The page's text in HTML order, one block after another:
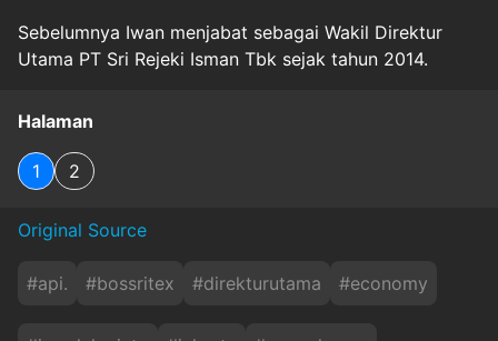
Sebelumnya Iwan menjabat sebagai Wakil Direktur
Utama PT Sri Rejeki Isman Tbk sejak tahun 2014.
Halaman
1 2
Original Source
#api. #bossritex #direkturutama #economy